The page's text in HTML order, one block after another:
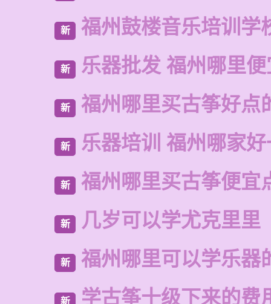
新 福州鼓楼音乐培训学
新 乐器批发 福州哪里
新 福州哪里买古筝好点
新 乐器培训 福州哪家
新 福州哪里买古筝便宜
新 几岁可以学尤克里里
新 福州哪里可以学乐器
新 学古筝十级下来的费